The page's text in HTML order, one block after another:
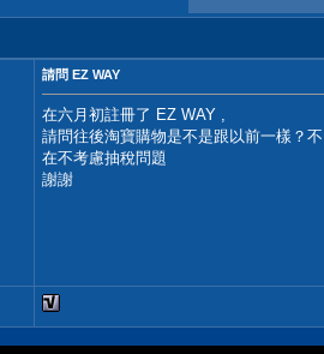
請問 EZ WAY
在六月初註冊了 EZ WAY ,
請問往後淘寶購物是不是跟以前一樣？
在不考慮抽稅問題
謝謝